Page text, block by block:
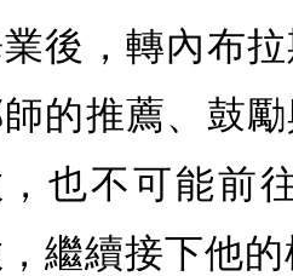
後，轉內布
的推薦、鼓
也不可能前
繼續接下他